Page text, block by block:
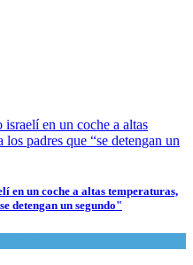
en un coche a altas temperaturas,
detengan un segundo"